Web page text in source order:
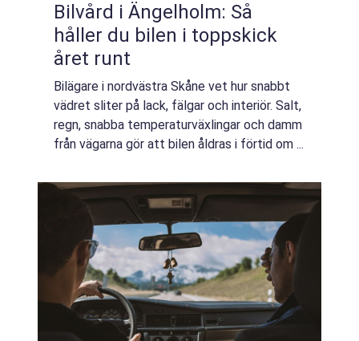
Bilvård i Ängelholm: Så
håller du bilen i toppskick
året runt
Bilägare i nordvästra Skåne vet hur snabbt
vädret sliter på lack, fälgar och interiör. Salt,
regn, snabba temperaturväxlingar och damm
från vägarna gör att bilen åldras i förtid om ...